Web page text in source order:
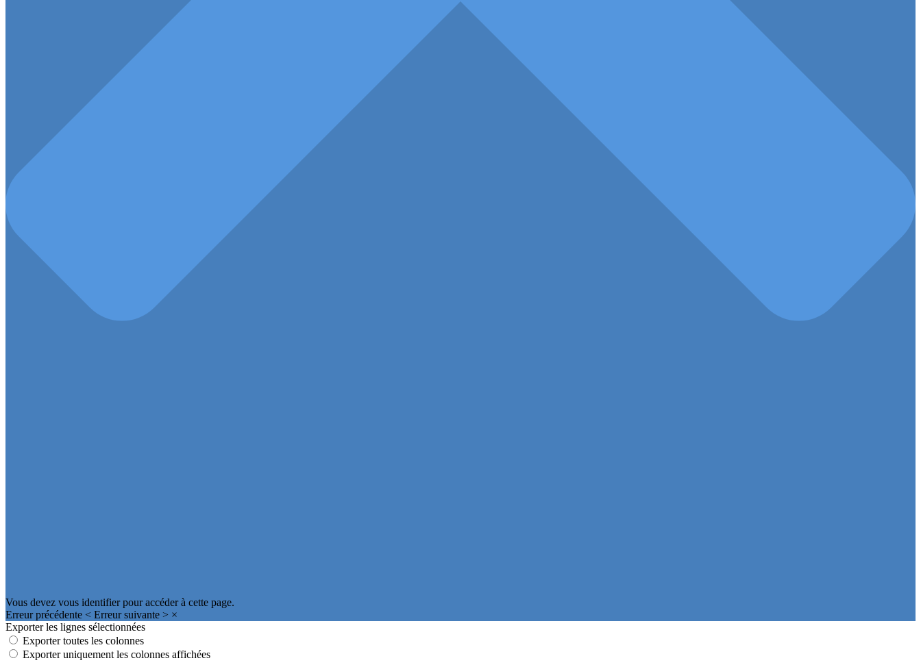
Vous devez vous identifier pour accéder à cette page.
Erreur précédente < Erreur suivante > ×
Exporter les lignes sélectionnées
Exporter toutes les colonnes
Exporter uniquement les colonnes affichées